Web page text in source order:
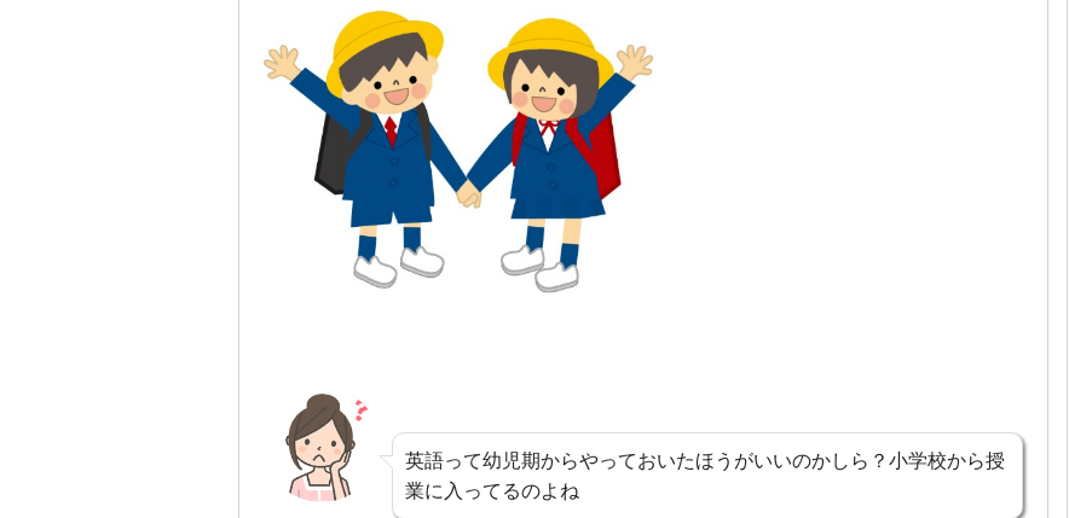
英語って幼児期からやっておいたほうがいいのかしら？小学校から授
業に入ってるのよね